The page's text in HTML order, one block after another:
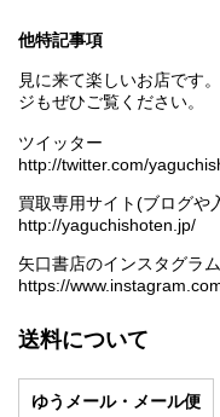
他特記事項
見に来て楽しいお店です
ジもぜひご覧ください。
ツイッター
http://twitter.com/
買取専用サイト(ブログや
http://yaguchishoten.jp/
矢口書店のインスタグラ
https://
送料について
ゆうメール・メール便